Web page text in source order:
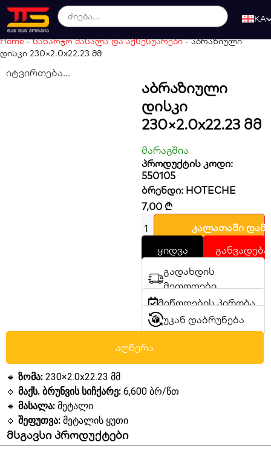
KA
Home-სახარჯო მასალა და აქსესუარები-აბრაზიული
დისკი 230×2.0x22.23 მმ
იტვირთება...
Აბრაზიული
Დისკი
230×2.0x22.23 Მმ
მარაგშია
პროდუქტის კოდი:
550105
ბრენდი: HOTECHE
7,00 ₾
კალათაში
ყიდვა
განვადება
გადახდის
მეთოდები
მიწოდების პირობა
უკან დაბრუნება
აღწერა
🔹 ზომა: 230×2.0x22.23 მმ
🔹 მაქს. ბრუნვის სიჩქარე: 6,600 ბრ/წთ
🔹 მასალა: მეტალი
🔹 შეფუთვა: მეტალის ყუთი
მსგავსი პროდუქტები